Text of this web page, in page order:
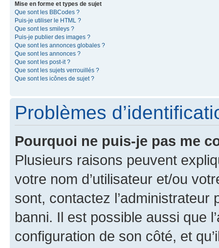
Mise en forme et types de sujet
Que sont les BBCodes ?
Puis-je utiliser le HTML ?
Que sont les smileys ?
Puis-je publier des images ?
Que sont les annonces globales ?
Que sont les annonces ?
Que sont les post-it ?
Que sont les sujets verrouillés ?
Que sont les icônes de sujet ?
Problèmes
Pourquoi ne puis-je pas me
Plusieurs raisons peuvent
votre nom d’utilisateur et/ou
sont, contactez l’administrateur
banni. Il est possible aussi que
configuration de son côté, et